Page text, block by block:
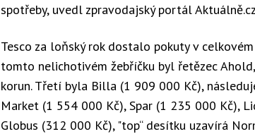
spotřeby, uvedl zpravodajský portál
Tesco za loňský rok dostalo pokuty v
tomto nelichotivém žebříčku byl řetězec
korun. Třetí byla Billa (1 909 000 Kč),
Market (1 554 000 Kč), Spar (1 235 000 Kč),
Globus (312 000 Kč), "top“ desítku uzavírá